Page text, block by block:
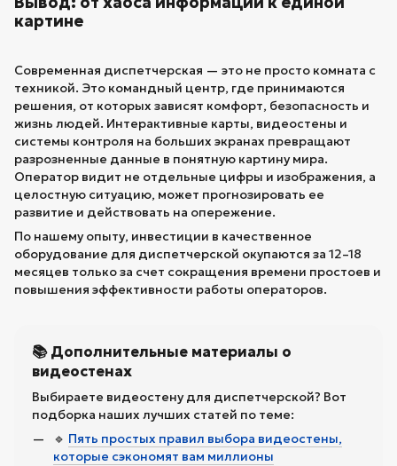
картине
Современная диспетчерская — это не просто комната с
техникой. Это командный центр, где принимаются
решения, от которых зависят комфорт, безопасность и
жизнь людей. Интерактивные карты, видеостены и
системы контроля на больших экранах превращают
разрозненные данные в понятную картину мира.
Оператор видит не отдельные цифры и изображения, а
целостную ситуацию, может прогнозировать ее
развитие и действовать на опережение.
По нашему опыту, инвестиции в качественное
оборудование для диспетчерской окупаются за 12–18
месяцев только за счет сокращения времени простоев и
повышения эффективности работы операторов.
📚 Дополнительные материалы о
видеостенах
Выбираете видеостену для диспетчерской? Вот
подборка наших лучших статей по теме:
🔹 Пять простых правил выбора видеостены,
которые сэкономят вам миллионы